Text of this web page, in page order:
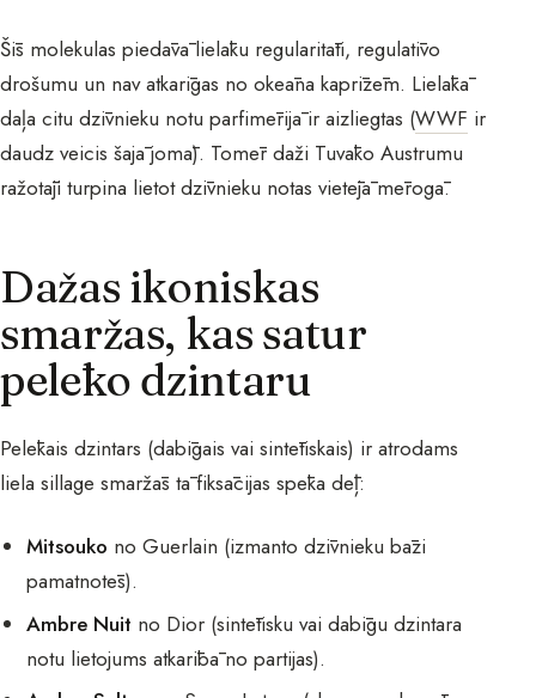
Šīs molekulas piedāvā lielāku regularitāti, regulatīvo
drošumu un nav atkarīgas no okeāna kaprīzēm. Lielākā
daļa citu dzīvnieku notu parfimērijā ir aizliegtas (WWF ir
daudz veicis šajā jomā). Tomēr daži Tuvāko Austrumu
ražotāji turpina lietot dzīvnieku notas vietējā mērogā.
Dažas ikoniskas
smaržas, kas satur
pelēko dzintaru
Pelēkais dzintars (dabīgais vai sintētiskais) ir atrodams
liela sillage smaržās tā fiksācijas spēka dēļ:
Mitsouko no Guerlain (izmanto dzīvnieku bāzi
pamatnotēs).
Ambre Nuit no Dior (sintētisku vai dabīgu dzintara
notu lietojums atkarībā no partijas).